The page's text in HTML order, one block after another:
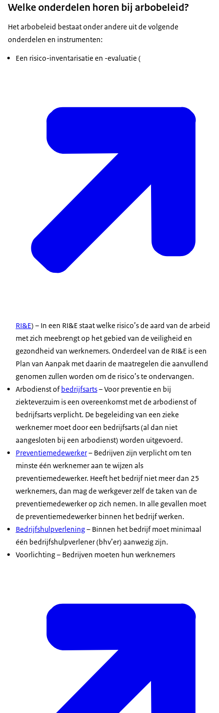
Welke onderdelen horen bij arbobeleid?
Het arbobeleid bestaat onder andere uit de volgende
onderdelen en instrumenten:
Een risico-inventarisatie en -evaluatie (
RI&E) – In een RI&E staat welke risico’s de aard van de arbeid
met zich meebrengt op het gebied van de veiligheid en
gezondheid van werknemers. Onderdeel van de RI&E is een
Plan van Aanpak met daarin de maatregelen die aanvullend
genomen zullen worden om de risico’s te ondervangen.
Arbodienst ofbedrijfsarts– Voor preventie en bij
ziekteverzuim is een overeenkomst met de arbodienst of
bedrijfsarts verplicht. De begeleiding van een zieke
werknemer moet door een bedrijfsarts (al dan niet
aangesloten bij een arbodienst) worden uitgevoerd.
Preventiemedewerker– Bedrijven zijn verplicht om ten
minste één werknemer aan te wijzen als
preventiemedewerker. Heeft het bedrijf niet meer dan 25
werknemers, dan mag de werkgever zelf de taken van de
preventiemedewerker op zich nemen. In alle gevallen moet
de preventiemedewerker binnen het bedrijf werken.
Bedrijfshulpverlening– Binnen het bedrijf moet minimaal
één bedrijfshulpverlener (bhv’er) aanwezig zijn.
Voorlichting – Bedrijven moeten hun werknemers